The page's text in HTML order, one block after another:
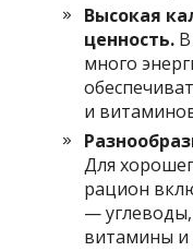
Высокая
ценность.
много
и
Для
рацион
—
витамины